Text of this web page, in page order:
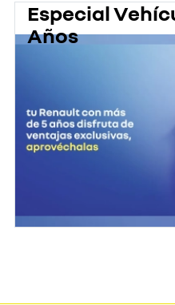
Especial
Años